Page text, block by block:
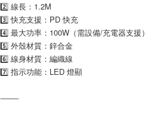
2️⃣ 線長：1.2M
3️⃣ 快充支援：PD 快充
4️⃣ 最大功率：100W（需設備/充電器支援）
5️⃣ 外殼材質：鋅合金
6️⃣ 線身材質：編織線
7️⃣ 指示功能：LED 燈顯
⸻